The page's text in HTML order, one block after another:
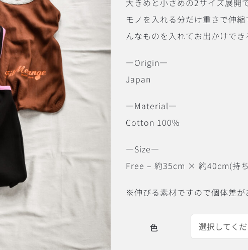
大きめと小さめの2サイズ展開
モノを入れる分だけ重さで伸
んなものを入れてお出かけでき
―Origin―
Japan
―Material―
Cotton 100%
―Size―
Free – 約35cm × 約40cm(持
※伸びる素材ですので個体差が
色